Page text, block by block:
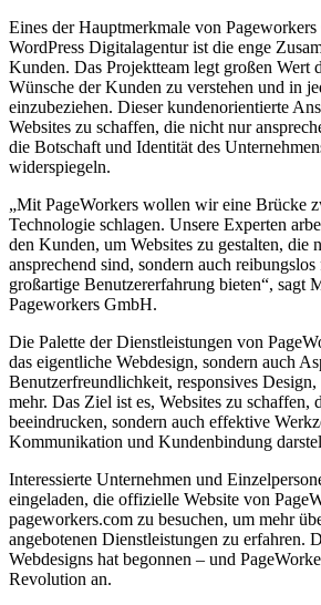
Eines der Hauptmerkmale von
WordPress Digitalagentur ist die enge
Kunden. Das Projektteam legt großen Wert
Wünsche der Kunden zu verstehen und in
einzubeziehen. Dieser kundenorientierte
Websites zu schaffen, die nicht nur
die Botschaft und Identität des
widerspiegeln.
„Mit PageWorkers wollen wir eine Brücke
Technologie schlagen. Unsere Experten
den Kunden, um Websites zu gestalten, die
ansprechend sind, sondern auch
großartige Benutzererfahrung bieten“, sagt
Pageworkers GmbH.
Die Palette der Dienstleistungen von
das eigentliche Webdesign, sondern auch
Benutzerfreundlichkeit, responsives
mehr. Das Ziel ist es, Websites zu schaffen,
beeindrucken, sondern auch effektive
Kommunikation und Kundenbindung
Interessierte Unternehmen und
eingeladen, die offizielle Website von
pageworkers.com zu besuchen, um mehr
angebotenen Dienstleistungen zu erfahren.
Webdesigns hat begonnen – und
Revolution an.